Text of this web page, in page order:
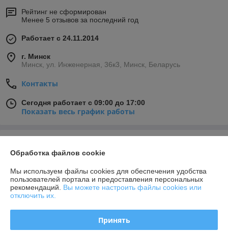
Рейтинг не сформирован
Менее 5 отзывов за последний год
Работает с 24.11.2014
г. Минск
Минск, ул. Инженерная, 36к3, Минск, Беларусь
Контакты
Сегодня работает с 09:00 до 17:00
Показать весь график работы
27.07.2026
Покупатель
Обработка файлов cookie
Мы используем файлы cookies для обеспечения удобства
пользователей портала и предоставления персональных
рекомендаций. Вы можете настроить файлы cookies или
отключить их.
Принять